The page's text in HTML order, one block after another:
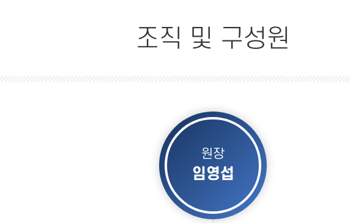
조직 및 구성원
원장
임영섭